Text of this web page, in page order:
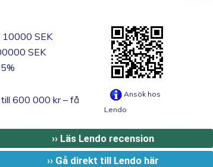
Ansök hos
Lendo
10000 SEK
SEK
600 000 kr – få
›› Läs Lendo recension
›› Gå direkt till Lendo här